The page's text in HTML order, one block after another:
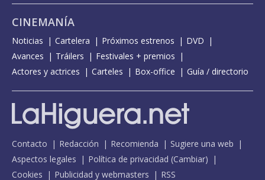
CINEMANÍA
Noticias Cartelera Próximos estrenos
DVD
Avances
Tráilers
Festivales + premios
Actores y actrices
Carteles Box-office Guía / directorio
Contacto Redacción Recomienda
Sugiere una web
Aspectos legales
Política de privacidad (Cambiar)
Cookies
Publicidad y webmasters RSS